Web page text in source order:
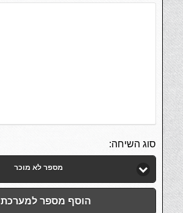
סוג השיחה:
מספר לא מוכר
הוסף מספר למערכת